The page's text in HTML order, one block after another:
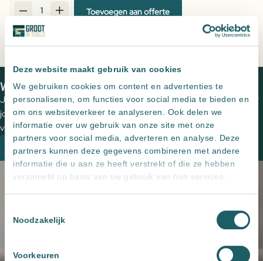
Deze website maakt gebruik van cookies
We gebruiken cookies om content en advertenties te
personaliseren, om functies voor social media te bieden en
om ons websiteverkeer te analyseren. Ook delen we
informatie over uw gebruik van onze site met onze
partners voor social media, adverteren en analyse. Deze
partners kunnen deze gegevens combineren met andere
informatie die u aan ze heeft verstrekt of die ze hebben
verzameld op basis van uw gebruik van hun services.
Noodzakelijk
Voorkeuren
Baduitloop
inbouw
rond
aantal
Toevoegen aan offerte
Leveren meerdere landen maar
alleen ophalen in NL
Altijdzeer scherpgeprijsd
Home
Producten Baduitloop inbouw rond Brons
We zien je graag in een van onze showrooms
Jouw wensen op papier zetten en de perfecte tegels uitzoeken voor
jouw (buiten)ruimte? Plan een vrijblijvende kennismaking met een
van onze adviseurs om de mogelijkheden te bespreken.
Plan een kennismaking